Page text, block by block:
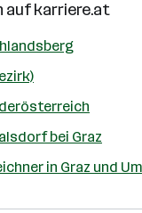
aufkarriere.at
bei Graz
in Graz und